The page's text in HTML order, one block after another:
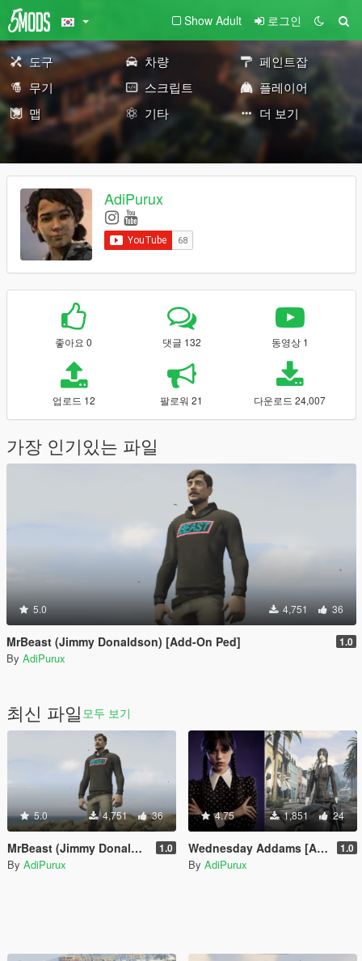
Show Adult 로그인
도구 차량
페인트잡
무기
스크립트
플레이어
맵
기타 더 보기
AdiPurux
좋아요 0 댓글 132 동영상 1
업로드 12 팔로워 21 다운로드 24,007
가장 인기있는 파일
5.0 4,751 36
MrBeast (Jimmy Donaldson) [Add-On Ped] 1.0
By AdiPurux
최신 파일 모두 보기
5.0 4,751 36
MrBeast (Jimmy Donaldson) [Add-On Ped] 1.0
By AdiPurux
4.75 1,851 24
Wednesday Addams [Add-On Ped] 1.0
By AdiPurux